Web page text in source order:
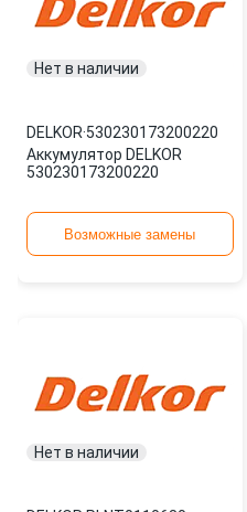
Нет в наличии
DELKOR·530230173200220
Аккумулятор DELKOR
530230173200220
Возможные замены
Нет в наличии